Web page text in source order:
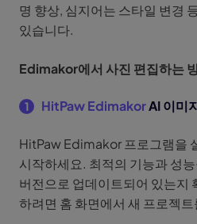
명 향상, 심지어는 스타일 변경
있습니다.
Edimakor에서 사진 편집하는
1 HitPaw EdimakorAI 이미
HitPaw Edimakor 프로그램을
시작하세요. 최적의 기능과 성
버전으로 업데이트되어 있는지
하려면 홈 화면에서 새 프로젝